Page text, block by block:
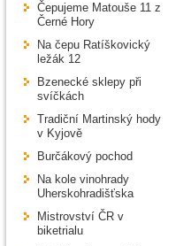
Čepujeme Matouše 11 z
Černé Hory
Na čepu Ratíškovický
ležák 12
Bzenecké sklepy při
svíčkách
Tradiční Martinský hody
v Kyjově
Burčákový pochod
Na kole vinohrady
Uherskohradišťska
Mistrovství ČR v
biketrialu